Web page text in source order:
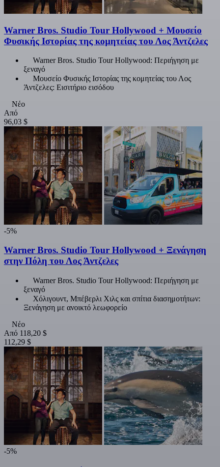
Warner Bros. Studio Tour Hollywood + Μουσείο
Φυσικής Ιστορίας της κομητείας του Λος Άντζελες
Warner Bros. Studio Tour Hollywood: Περιήγηση με
ξεναγό
Μουσείο Φυσικής Ιστορίας της κομητείας του Λος
Άντζελες: Εισιτήριο εισόδου
Νέο
Από
96,03 $
-5%
Warner Bros. Studio Tour Hollywood + Ξενάγηση
στην Πόλη του Λος Άντζελες
Warner Bros. Studio Tour Hollywood: Περιήγηση με
ξεναγό
Χόλιγουντ, Μπέβερλι Χιλς και σπίτια διασημοτήτων:
Ξενάγηση με ανοικτό λεωφορείο
Νέο
Από 118,20 $
112,29 $
-5%